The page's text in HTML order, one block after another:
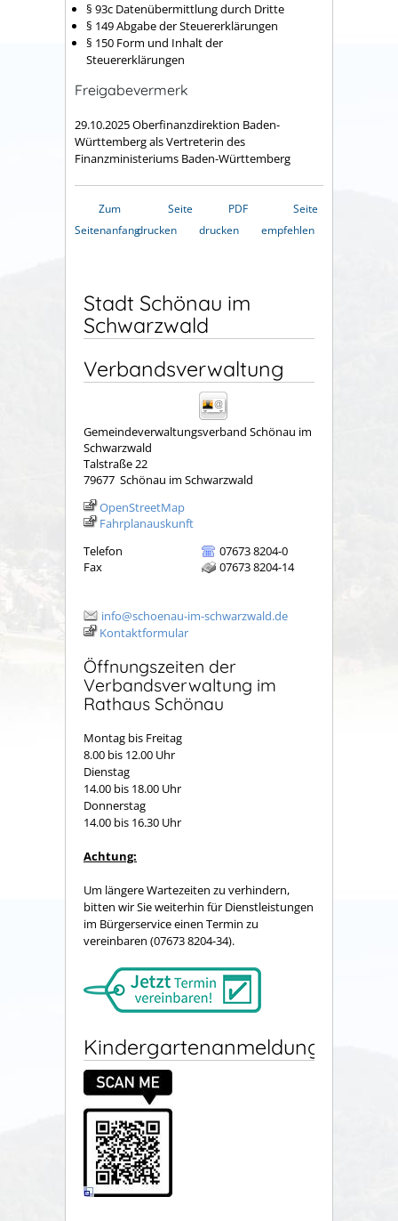
§ 93c Datenübermittlung durch Dritte
§ 149 Abgabe der Steuererklärungen
§ 150 Form und Inhalt der
Steuererklärungen
Freigabevermerk
29.10.2025 Oberfinanzdirektion Baden-
Württemberg als Vertreterin des
Finanzministeriums Baden-Württemberg
Zum
Seitenanfang
Seite
drucken
PDF
drucken
Seite
empfehlen
Stadt Schönau im
Schwarzwald
Verbandsverwaltung
Gemeindeverwaltungsverband Schönau im
Schwarzwald
Talstraße 22
79677 Schönau im Schwarzwald
OpenStreetMap
Fahrplanauskunft
Telefon
07673 8204-0
Fax
07673 8204-14
info@schoenau-im-schwarzwald.de
Kontaktformular
Öffnungszeiten der
Verbandsverwaltung im
Rathaus Schönau
Montag bis Freitag
8.00 bis 12.00 Uhr
Dienstag
14.00 bis 18.00 Uhr
Donnerstag
14.00 bis 16.30 Uhr
Achtung:
Um längere Wartezeiten zu verhindern,
bitten wir Sie weiterhin für Dienstleistungen
im Bürgerservice einen Termin zu
vereinbaren (07673 8204-34).
Kindergartenanmeldung